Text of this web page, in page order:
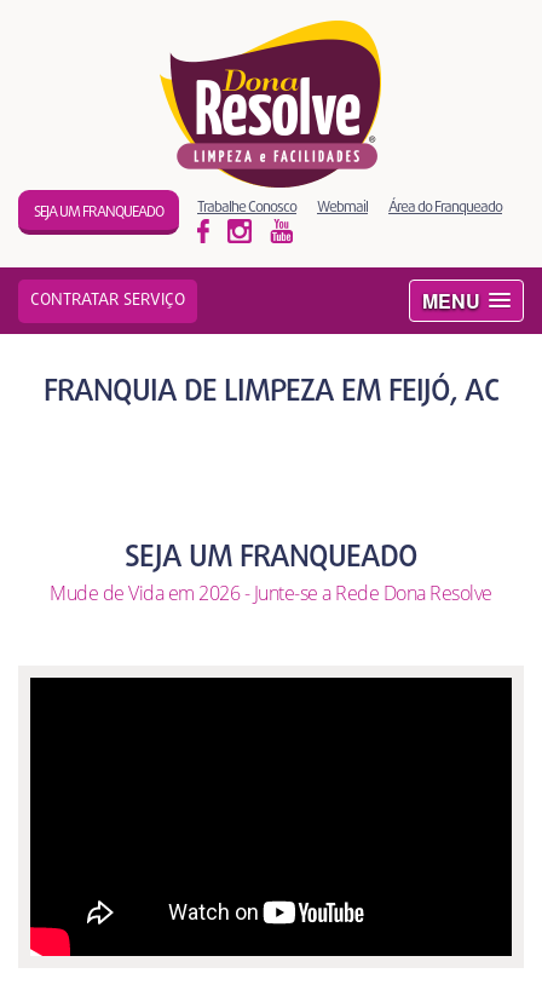
MENU
SEJA UM FRANQUEADO Trabalhe Conosco Webmail Área do Franqueado
CONTRATAR SERVIÇO
FRANQUIA DE LIMPEZA EM FEIJÓ, AC
SEJA UM FRANQUEADO
Mude de Vida em 2026 - Junte-se a Rede Dona Resolve